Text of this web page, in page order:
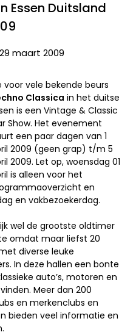
Essen Duitsland
maart 2009
voor vele bekende beurs
Classica in het duitse
is een Vintage & Classic
Show. Het evenement
een paar dagen van 1
2009 (geen grap) t/m 5
2009. Let op, woensdag 01
is alleen voor het
en
en vakbezoekerdag.
wel de grootste oldtimer
omdat maar liefst 20
diverse leuke
In deze hallen een bonte
auto’s, motoren en
Meer dan 200
en merkenclubs en
bieden veel informatie en